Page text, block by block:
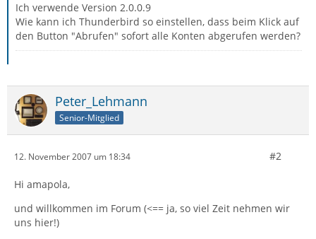
Ich verwende Version 2.0.0.9
Wie kann ich Thunderbird so einstellen, dass beim Klick auf
den Button "Abrufen" sofort alle Konten abgerufen werden?
Peter_Lehmann
Senior-Mitglied
12. November 2007 um 18:34 #2
Hi amapola,
und willkommen im Forum (<== ja, so viel Zeit nehmen wir
uns hier!)